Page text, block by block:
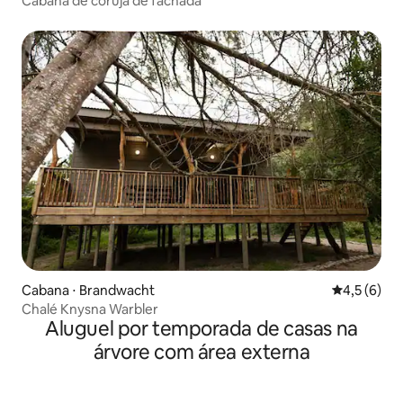
Cabana ⋅ Brandwacht 4,5 de
4,5 (6)
Chalé Knysna Warbler
Aluguel por temporada de casas na
árvore com área externa